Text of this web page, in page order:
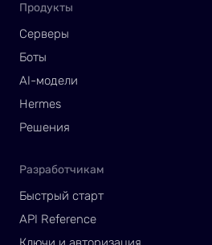
Продукты
Серверы
Боты
AI-модели
Hermes
Решения
Разработчикам
Быстрый старт
API Reference